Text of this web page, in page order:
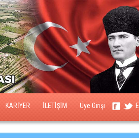
KARİYER İLETİŞİM Üye Girişi